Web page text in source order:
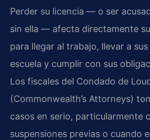
Perder su licencia — o ser
sin ella — afecta directamente
para llegar al trabajo, llevar a sus
escuela y cumplir con sus
Los fiscales del Condado de
(Commonwealth’s Attorneys)
casos en serio, particularmente
suspensiones previas o cuando